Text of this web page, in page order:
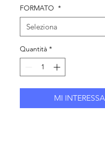
FORMATO *
Quantità *
MI INTERESSA